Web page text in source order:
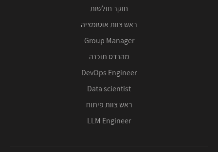
חוקר חולשות
ראש צוות אוטומציה
Group Manager
מהנדס תוכנה
DevOps Engineer
Data scientist
ראש צוות פיתוח
LLM Engineer